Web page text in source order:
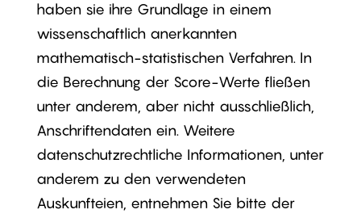
haben sie ihre Grundlage in einem
wissenschaftlich anerkannten
mathematisch-statistischen Verfahren. In
die Berechnung der Score-Werte fließen
unter anderem, aber nicht ausschließlich,
Anschriftendaten ein. Weitere
datenschutzrechtliche Informationen, unter
anderem zu den verwendeten
Auskunfteien, entnehmen Sie bitte der